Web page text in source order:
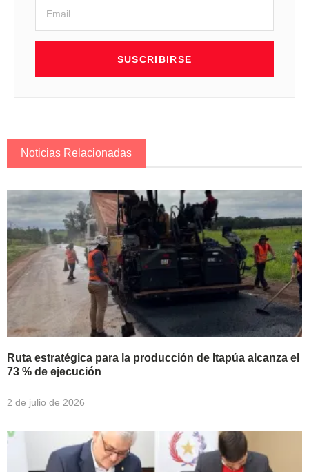
SUSCRIBIRSE
Noticias Relacionadas
Ruta estratégica para la producción de Itapúa alcanza el
73 % de ejecución
2 de julio de 2026